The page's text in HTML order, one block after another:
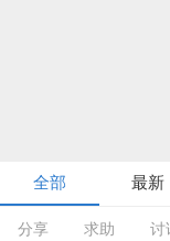
全部 最新
分享 求助 讨